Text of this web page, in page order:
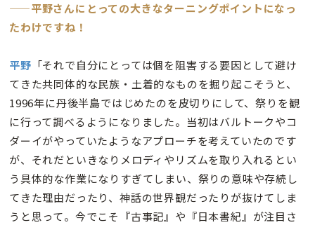
——平野さんにとっての大きなターニングポイントになっ
たわけですね！
平野 「それで自分にとっては個を阻害する要因として避け
てきた共同体的な民族・土着的なものを掘り起こそうと、
1996年に丹後半島ではじめたのを皮切りにして、祭りを観
に行って調べるようになりました。当初はバルトークやコ
ダーイがやっていたようなアプローチを考えていたのです
が、それだといきなりメロディやリズムを取り入れるとい
う具体的な作業になりすぎてしまい、祭りの意味や存続し
てきた理由だったり、神話の世界観だったりが抜けてしま
うと思って。今でこそ『古事記』や『日本書紀』が注目さ